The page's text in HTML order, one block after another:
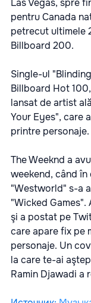
Las Vegas, spre
pentru Canada
petrecut ultimele
Billboard 200.
Single-ul
Billboard Hot
lansat de artist
Your Eyes", care
printre personaje.
The Weeknd a
weekend, când
"Westworld" s-a
"Wicked
şi a postat pe
care apare fix pe
personaje. Un
la care te-ai
Ramin Djawadi a